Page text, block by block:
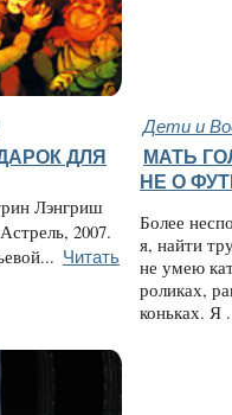
Дети и
ДЛЯ
Лэнгриш
2007.
Читать
МАТЬ
НЕ О
Более
я, найти
не умею
роликах,
коньках. Я